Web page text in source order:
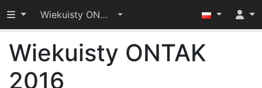
Przełącz widoczność menu
Wiekuisty ONTAK 2016
Wiekuisty ONTAK
2016